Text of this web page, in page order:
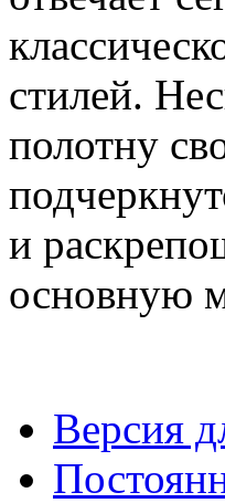
стилей.
полотну
и
основную
Версия